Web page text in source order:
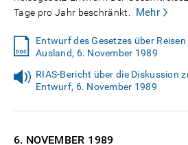
Tage pro Jahr beschränkt.
Mehr
Entwurf des Gesetzes über
Ausland, 6. November 1989
RIAS-Bericht über die Diskussion
Entwurf, 6. November 1989
6. NOVEMBER 1989